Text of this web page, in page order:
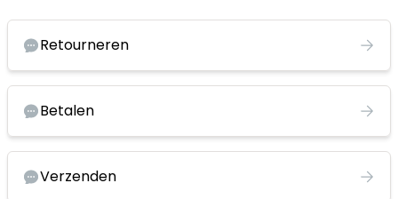
Retourneren
Betalen
Verzenden